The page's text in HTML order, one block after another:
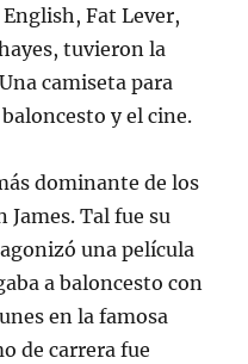
Fat Lever,
tuvieron la
camiseta para
y el cine.
dominante de los
Tal fue su
una película
a baloncesto con
en la famosa
de carrera fue